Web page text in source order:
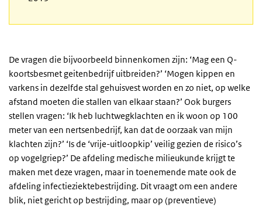
De vragen die bijvoorbeeld binnenkomen zijn: ‘Mag een Q-
koortsbesmet geitenbedrijf uitbreiden?’ ‘Mogen kippen en
varkens in dezelfde stal gehuisvest worden en zo niet, op welke
afstand moeten die stallen van elkaar staan?’ Ook burgers
stellen vragen: ‘Ik heb luchtwegklachten en ik woon op 100
meter van een nertsenbedrijf, kan dat de oorzaak van mijn
klachten zijn?’ ‘Is de ‘vrije-uitloopkip’ veilig gezien de risico’s
op vogelgriep?’ De afdeling medische milieukunde krijgt te
maken met deze vragen, maar in toenemende mate ook de
afdeling infectieziektebestrijding. Dit vraagt om een andere
blik, niet gericht op bestrijding, maar op (preventieve)